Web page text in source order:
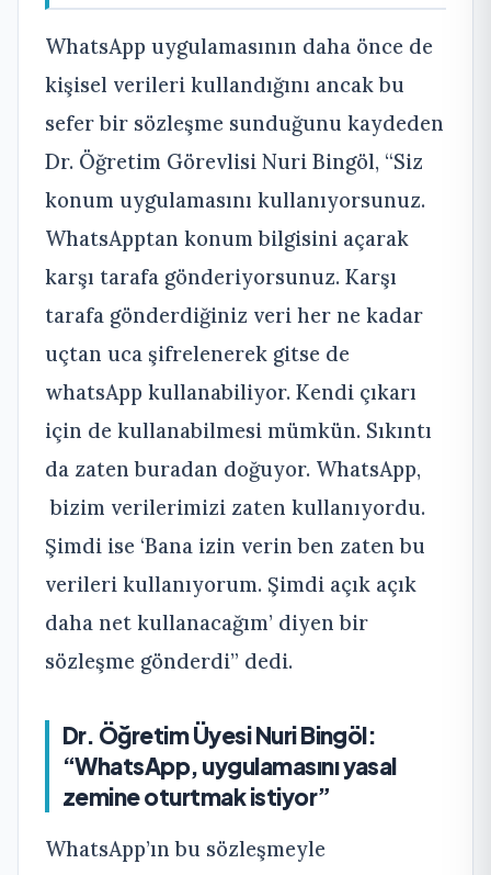
WhatsApp uygulamasının daha önce de
kişisel verileri kullandığını ancak bu
sefer bir sözleşme sunduğunu kaydeden
Dr. Öğretim Görevlisi Nuri Bingöl, “Siz
konum uygulamasını kullanıyorsunuz.
WhatsApptan konum bilgisini açarak
karşı tarafa gönderiyorsunuz. Karşı
tarafa gönderdiğiniz veri her ne kadar
uçtan uca şifrelenerek gitse de
whatsApp kullanabiliyor. Kendi çıkarı
için de kullanabilmesi mümkün. Sıkıntı
da zaten buradan doğuyor. WhatsApp,
bizim verilerimizi zaten kullanıyordu.
Şimdi ise ‘Bana izin verin ben zaten bu
verileri kullanıyorum. Şimdi açık açık
daha net kullanacağım’ diyen bir
sözleşme gönderdi” dedi.
Dr. Öğretim Üyesi Nuri Bingöl:
“WhatsApp, uygulamasını yasal
zemine oturtmak istiyor”
WhatsApp’ın bu sözleşmeyle